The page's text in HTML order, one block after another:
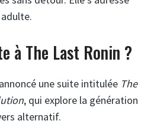
à The Last Ronin ?
une suite intitulée The
, qui explore la génération
alternatif.